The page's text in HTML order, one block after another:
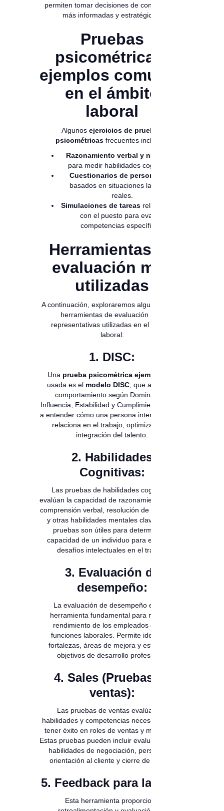
permiten tomar decisiones de contratación
más informadas y estratégicas.
Pruebas
psicométricas:
ejemplos comunes
en el ámbito
laboral
Algunos ejercicios de pruebas
psicométricasfrecuentes incluyen:
Razonamiento verbal y numérico
para medir habilidades cognitivas.
Cuestionarios de personalidad
basados en situaciones laborales
reales.
Simulaciones de tareas relacionadas
con el puesto para evaluar
competencias específicas.
Herramientas de
evaluación más
utilizadas
A continuación, exploraremos algunas de las
herramientas de evaluación más
representativas utilizadas en el mundo
laboral:
1. DISC:
Una prueba psicométrica ejemplo
usada es el modelo DISC, que analiza el
comportamiento según Dominancia,
Influencia, Estabilidad y Cumplimiento. Ayuda
a entender cómo una persona interactúa y se
relaciona en el trabajo, optimizando la
integración del talento.
2. Habilidades
Cognitivas:
Las pruebas de habilidades cognitivas
evalúan la capacidad de razonamiento lógico,
comprensión verbal, resolución de problemas
y otras habilidades mentales clave. Estas
pruebas son útiles para determinar la
capacidad de un individuo para enfrentar
desafíos intelectuales en el trabajo
3. Evaluación de
desempeño:
La evaluación de desempeño es una
herramienta fundamental para medir el
rendimiento de los empleados en sus
funciones laborales. Permite identificar
fortalezas, áreas de mejora y establecer
objetivos de desarrollo profesional.
4. Sales (Pruebas de
ventas):
Las pruebas de ventas evalúan las
habilidades y competencias necesarias para
tener éxito en roles de ventas y marketing.
Estas pruebas pueden incluir evaluaciones de
habilidades de negociación, persuasión,
orientación al cliente y cierre de ventas.
5. Feedback para la vida:
Esta herramienta proporciona